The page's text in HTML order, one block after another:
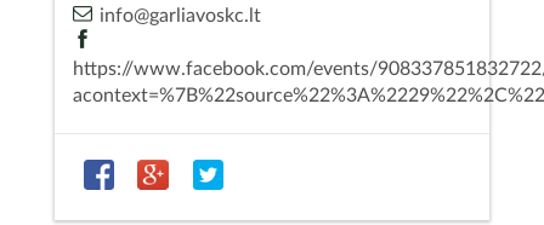
info@garliavoskc.lt
https://www.facebook.com/events/